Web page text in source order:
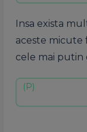
Insa exista
aceste micute
cele mai putin